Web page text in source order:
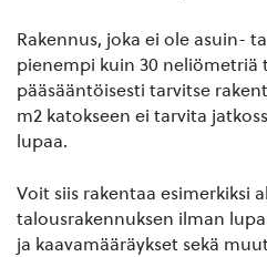
Rakennus, joka ei ole asuin-
pienempi kuin 30 neliömetriä
pääsääntöisesti tarvitse
m2 katokseen ei tarvita
lupaa.
Voit siis rakentaa esimerkiksi
talousrakennuksen ilman
ja kaavamääräykset sekä